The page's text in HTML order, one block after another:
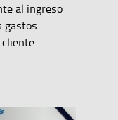
al ingreso
gastos